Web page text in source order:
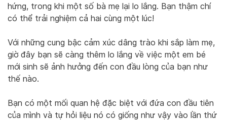
hứng, trong khi một số bà mẹ lại lo lắng. Bạn thậm chí
có thể trải nghiệm cả hai cùng một lúc!
Với những cung bậc cảm xúc dâng trào khi sắp làm mẹ,
giờ đây bạn sẽ càng thêm lo lắng về việc một em bé
mới sinh sẽ ảnh hưởng đến con đầu lòng của bạn như
thế nào.
Bạn có một mối quan hệ đặc biệt với đứa con đầu tiên
của mình và tự hỏi liệu nó có giống như vậy vào lần thứ